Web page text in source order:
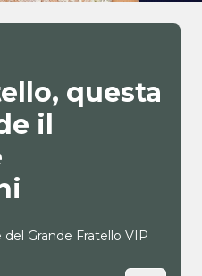
questa
il
Grande Fratello VIP